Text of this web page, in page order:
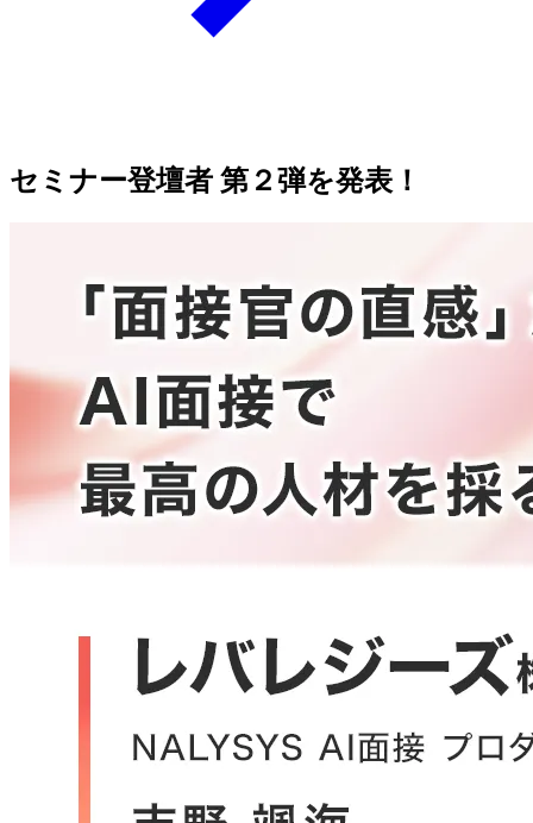
セミナー登壇者 第２弾を発表！